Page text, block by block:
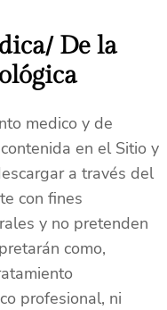
De la
medico y de
en el Sitio y
a través del
con fines
y no pretenden
como,
profesional, ni